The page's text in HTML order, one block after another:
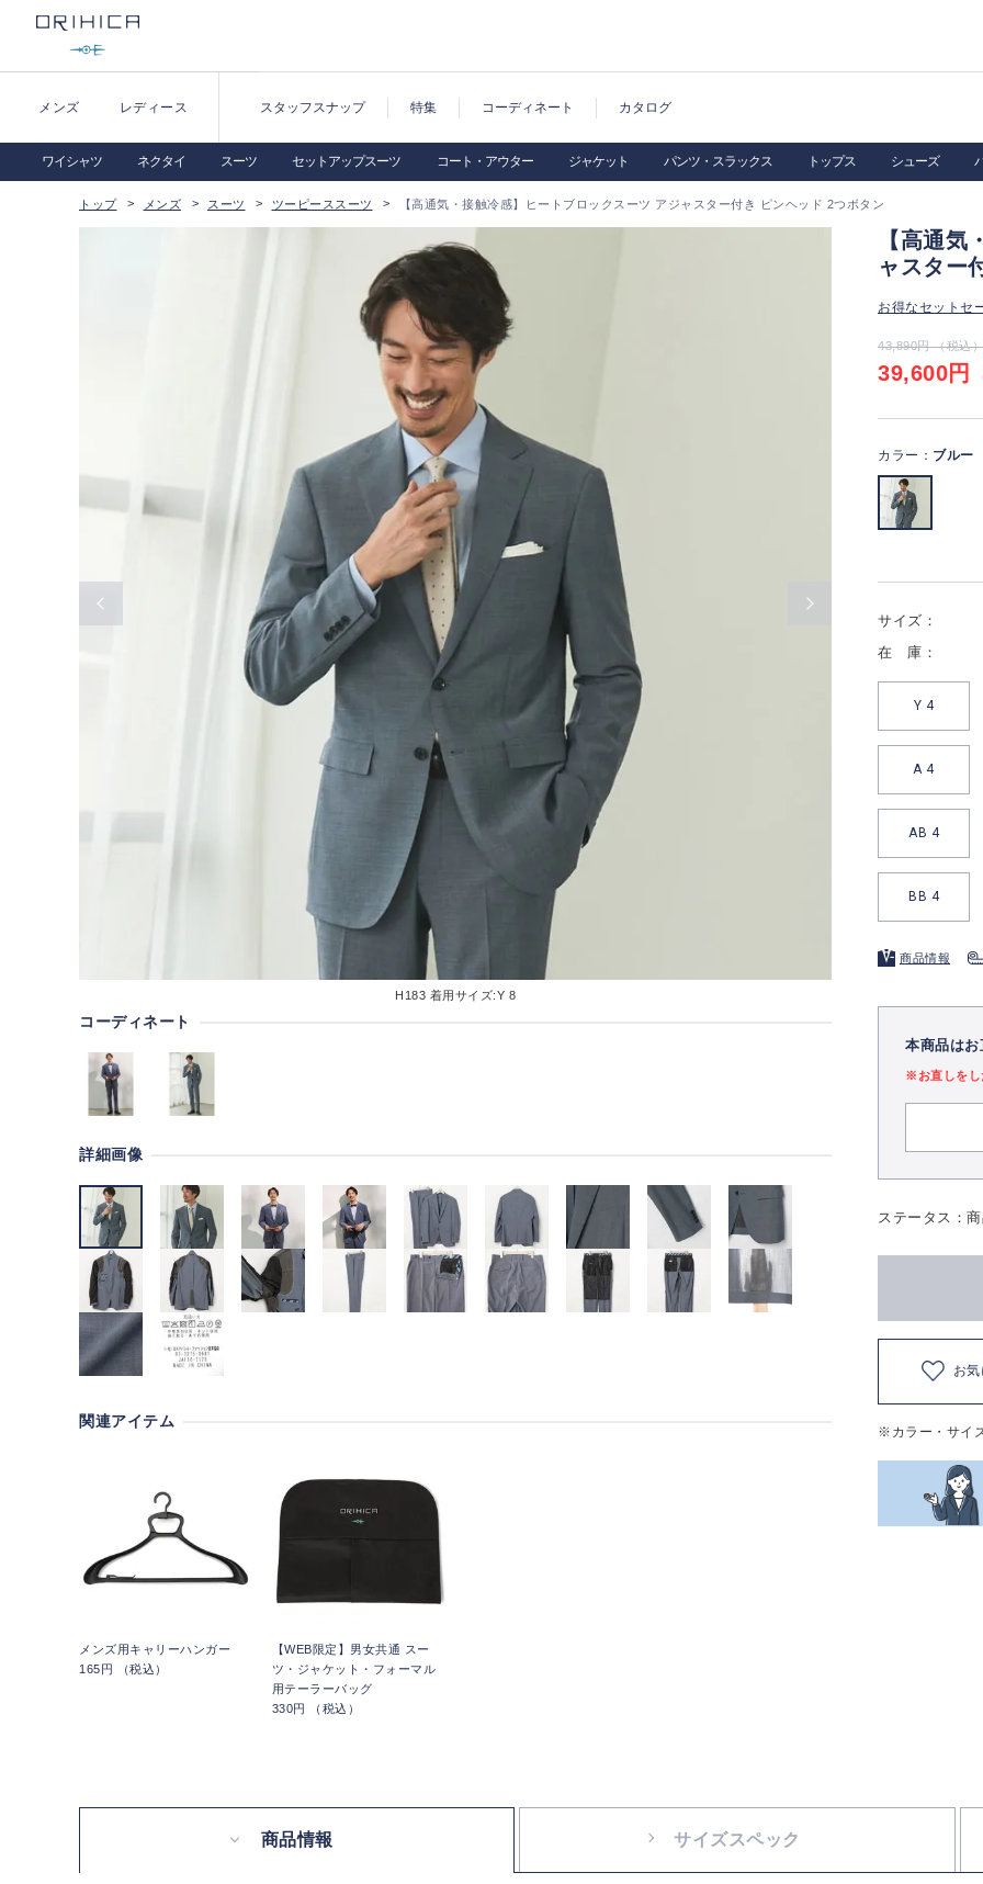
メンズ レディース スタッフスナップ 特集 コーディネート カタログ
ワイシャツ ネクタイ スーツ セットアップスーツ コート・アウター ジャケット パンツ・スラックス トップス シューズ
トップ メンズ スーツ ツーピーススーツ 【高通気・接触冷感】ヒートブロックスーツ アジャスター付き ピンヘッド 2つボタン
H183 着用サイズ:Y 8
コーディネート
詳細画像
関連アイテム
メンズ用キャリーハンガー
165円 （税込）
【WEB限定】男女共通 スー
ツ・ジャケット・フォーマル
用テーラーバッグ
330円 （税込）
【高通
ャスター
お得なセットセ
43,890円 （税込）
39,600円
カラー： ブルー
サイズ：
在 庫：
Y 4
A 4
AB 4
BB 4
商品情報
本商品は
※お直しをし
ステータス：
お
※カラー・サイ
商品情報 サイズスペック